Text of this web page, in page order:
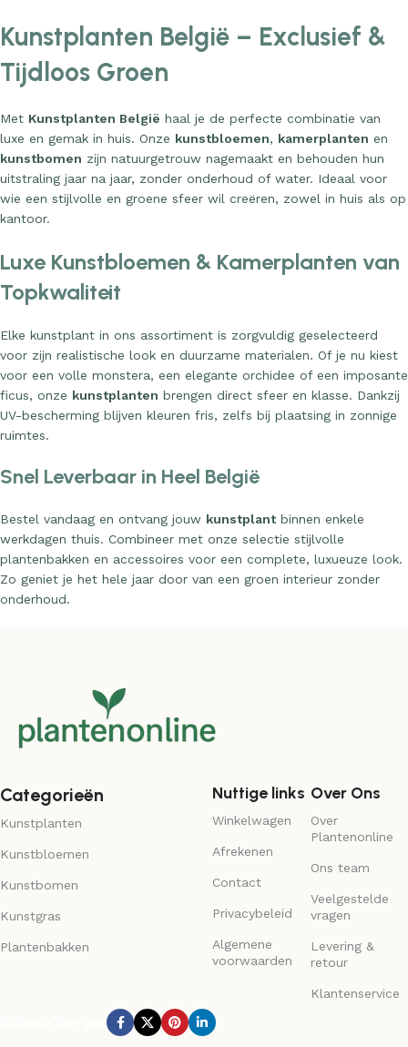
Kunstplanten België – Exclusief &
Tijdloos Groen
Met Kunstplanten België haal je de perfecte combinatie van
luxe en gemak in huis. Onze kunstbloemen, kamerplanten en
kunstbomen zijn natuurgetrouw nagemaakt en behouden hun
uitstraling jaar na jaar, zonder onderhoud of water. Ideaal voor
wie een stijlvolle en groene sfeer wil creëren, zowel in huis als op
kantoor.
Luxe Kunstbloemen & Kamerplanten van
Topkwaliteit
Elke kunstplant in ons assortiment is zorgvuldig geselecteerd
voor zijn realistische look en duurzame materialen. Of je nu kiest
voor een volle monstera, een elegante orchidee of een imposante
ficus, onze kunstplanten brengen direct sfeer en klasse. Dankzij
UV-bescherming blijven kleuren fris, zelfs bij plaatsing in zonnige
ruimtes.
Snel Leverbaar in Heel België
Bestel vandaag en ontvang jouw kunstplantbinnen enkele
werkdagen thuis. Combineer met onze selectie stijlvolle
plantenbakken en accessoires voor een complete, luxueuze look.
Zo geniet je het hele jaar door van een groen interieur zonder
onderhoud.
Categorieën
Kunstplanten
Kunstbloemen
Kunstbomen
Kunstgras
Plantenbakken
Nuttige links
Winkelwagen
Afrekenen
Contact
Privacybeleid
Algemene
voorwaarden
Over Ons
Over
Plantenonline
Ons team
Veelgestelde
vragen
Levering &
retour
Klantenservice